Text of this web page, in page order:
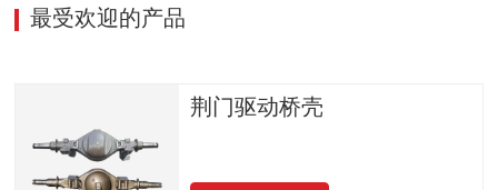
最受欢迎的产品
荆门驱动桥壳